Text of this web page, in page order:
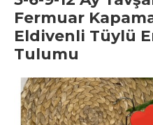
Fermuar
Eldivenli Tüylü
Tulumu